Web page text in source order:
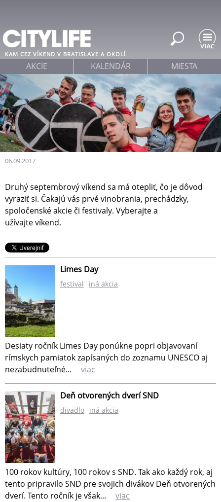
06.09.2017
KAM CEZ VÍKEND V BRATISLAVE A OKOLÍ
Druhý septembrový víkend sa má otepliť, čo je dôvod
vyraziť si. Čakajú vás prvé vinobrania, prechádzky,
spoločenské akcie či festivaly. Vyberajte a
užívajte víkend.
Limes Day
festival iná akcia
Desiaty ročník Limes Day ponúkne popri objavovaní
rímskych pamiatok zapísaných do zoznamu UNESCO aj
nezabudnuteľné...
viac
Deň otvorených dverí SND
divadlo iná akcia
100 rokov kultúry, 100 rokov s SND. Tak ako každý rok, aj
tento pripravilo SND pre svojich divákov Deň otvorených
dverí. Tento ročník je však...
viac
AKCIE KALENDÁR MIESTA